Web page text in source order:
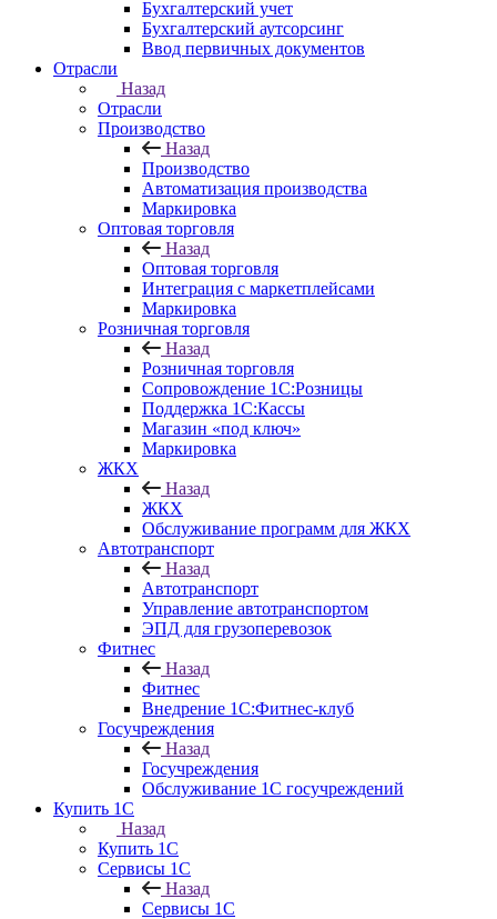
Бухгалтерский учет
Бухгалтерский аутсорсинг
Ввод первичных документов
Отрасли
Назад
Отрасли
Производство
Назад
Производство
Автоматизация производства
Маркировка
Оптовая торговля
Назад
Оптовая торговля
Интеграция с маркетплейсами
Маркировка
Розничная торговля
Назад
Розничная торговля
Сопровождение 1С:Розницы
Поддержка 1С:Кассы
Магазин «под ключ»
Маркировка
ЖКХ
Назад
ЖКХ
Обслуживание программ для ЖКХ
Автотранспорт
Назад
Автотранспорт
Управление автотранспортом
ЭПД для грузоперевозок
Фитнес
Назад
Фитнес
Внедрение 1С:Фитнес-клуб
Госучреждения
Назад
Госучреждения
Обслуживание 1С госучреждений
Купить 1С
Назад
Купить 1С
Сервисы 1С
Назад
Сервисы 1С